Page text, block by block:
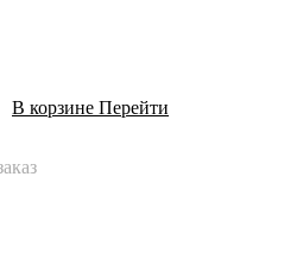
В корзине Перейти